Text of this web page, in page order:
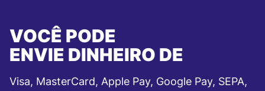
VOCÊ PODE
ENVIE DINHEIRO DE
Visa, MasterCard, Apple Pay, Google Pay, SEPA,